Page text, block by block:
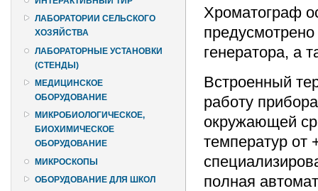
ЛАБОРАТОРИИ СЕЛЬСКОГО
ХОЗЯЙСТВА
ЛАБОРАТОРНЫЕ УСТАНОВКИ
(СТЕНДЫ)
МЕДИЦИНСКОЕ
ОБОРУДОВАНИЕ
МИКРОБИОЛОГИЧЕСКОЕ,
БИОХИМИЧЕСКОЕ
ОБОРУДОВАНИЕ
МИКРОСКОПЫ
ОБОРУДОВАНИЕ ДЛЯ ШКОЛ
Хроматограф
генератора, а
Встроенный
работу
окружающей
температур от
полная